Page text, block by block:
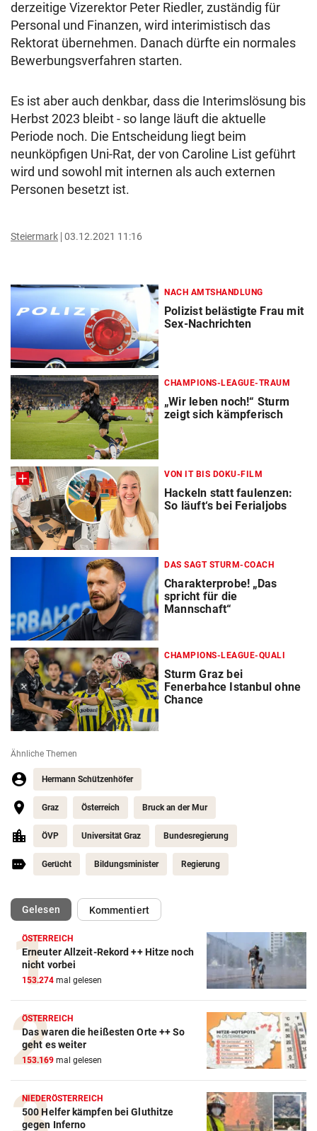
derzeitige Vizerektor Peter Riedler, zuständig für
Personal und Finanzen, wird interimistisch das
Rektorat übernehmen. Danach dürfte ein normales
Bewerbungsverfahren starten.
Es ist aber auch denkbar, dass die Interimslösung bis
Herbst 2023 bleibt - so lange läuft die aktuelle
Periode noch. Die Entscheidung liegt beim
neunköpfigen Uni-Rat, der von Caroline List geführt
wird und sowohl mit internen als auch externen
Personen besetzt ist.
Steiermark 03.12.2021 11:16
NACH AMTSHANDLUNG
Polizist belästigte Frau mit
Sex-Nachrichten
CHAMPIONS-LEAGUE-TRAUM
„Wir leben noch!“ Sturm
zeigt sich kämpferisch
VON IT BIS DOKU-FILM
Hackeln statt faulenzen:
So läuft‘s bei Ferialjobs
DAS SAGT STURM-COACH
Charakterprobe! „Das
spricht für die
Mannschaft“
CHAMPIONS-LEAGUE-QUALI
Sturm Graz bei
Fenerbahce Istanbul ohne
Chance
Ähnliche Themen
Hermann Schützenhöfer
Graz Österreich Bruck an der Mur
ÖVP Universität Graz Bundesregierung
Gerücht Bildungsminister Regierung
Gelesen(ausgewählt)Kommentiert
ÖSTERREICH
Erneuter Allzeit-Rekord ++ Hitze noch
nicht vorbei
153.274 mal gelesen
ÖSTERREICH
Das waren die heißesten Orte ++ So
geht es weiter
153.169 mal gelesen
NIEDERÖSTERREICH
500 Helfer kämpfen bei Gluthitze
gegen Inferno